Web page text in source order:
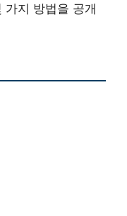
가지 방법을 공개